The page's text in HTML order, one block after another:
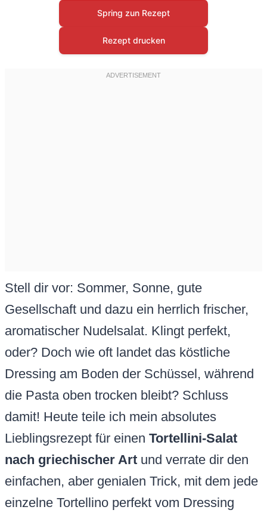
Spring zun Rezept
Rezept drucken
Stell dir vor: Sommer, Sonne, gute
Gesellschaft und dazu ein herrlich frischer,
aromatischer Nudelsalat. Klingt perfekt,
oder? Doch wie oft landet das köstliche
Dressing am Boden der Schüssel, während
die Pasta oben trocken bleibt? Schluss
damit! Heute teile ich mein absolutes
Lieblingsrezept für einen Tortellini-Salat
nach griechischer Art und verrate dir den
einfachen, aber genialen Trick, mit dem jede
einzelne Tortellino perfekt vom Dressing